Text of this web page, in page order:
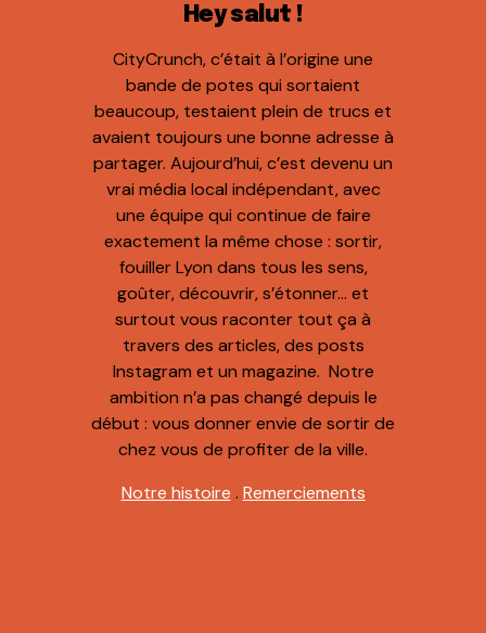
Hey salut !
CityCrunch, c’était à l’origine une
bande de potes qui sortaient
beaucoup, testaient plein de trucs et
avaient toujours une bonne adresse à
partager. Aujourd’hui, c’est devenu un
vrai média local indépendant, avec
une équipe qui continue de faire
exactement la même chose : sortir,
fouiller Lyon dans tous les sens,
goûter, découvrir, s’étonner… et
surtout vous raconter tout ça à
travers des articles, des posts
Instagram et un magazine. Notre
ambition n’a pas changé depuis le
début : vous donner envie de sortir de
chez vous de profiter de la ville.
Notre histoire . Remerciements